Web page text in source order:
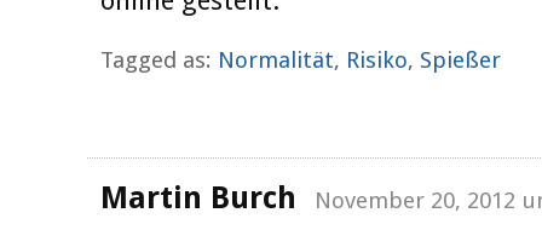
Tagged as: Normalität, Risiko, Spießer
Martin Burch November 20, 2012